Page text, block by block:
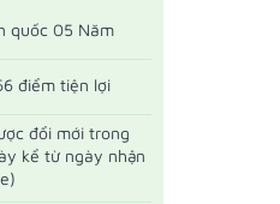
quốc 05 Năm
điểm tiện lợi
đổi mới trong
kể từ ngày nhận